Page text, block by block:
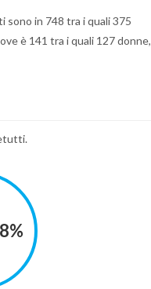
sono in 748 tra i quali 375
è 141 tra i quali 127 donne,